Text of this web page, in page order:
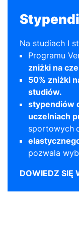
Na studiach I
Programu
zniżki na
50% zniżki
studiów.
stypendiów
uczelniach
sportowych
pozwala
DOWIEDZ SIĘ